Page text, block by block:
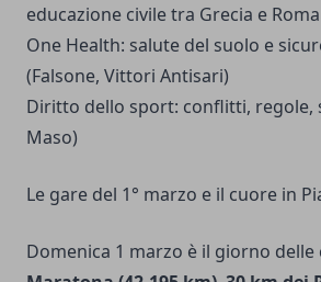
educazione civile tra Grecia e
One Health: salute del suolo e
(Falsone, Vittori Antisari)
Diritto dello sport: conflitti, regole,
Maso)
Le gare del 1° marzo e il cuore in
Domenica 1 marzo è il giorno